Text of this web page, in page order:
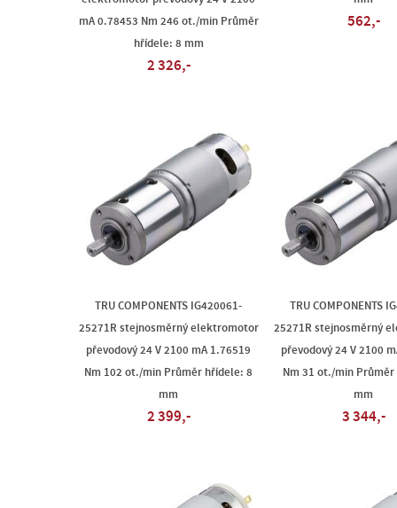
mA 0.78453 Nm 246 ot./min Průměr
hřídele: 8 mm
2 326,-
562,-
TRU COMPONENTS IG420061-
25271R stejnosměrný elektromotor
převodový 24 V 2100 mA 1.76519
Nm 102 ot./min Průměr hřídele: 8
mm
2 399,-
TRU COMPONENTS
25271R stejnosměrný
převodový 24 V 2100
Nm 31 ot./min
mm
3 344,-